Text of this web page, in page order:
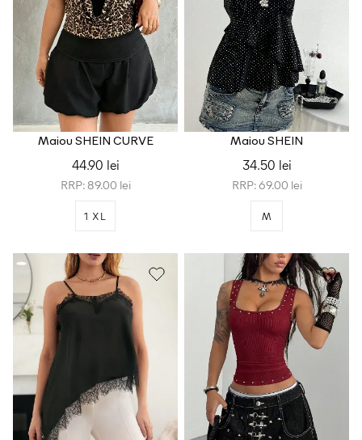
Maiou SHEIN CURVE
44.90 lei
RRP: 89.00 lei
1 XL
Maiou SHEIN
34.50 lei
RRP: 69.00 lei
M